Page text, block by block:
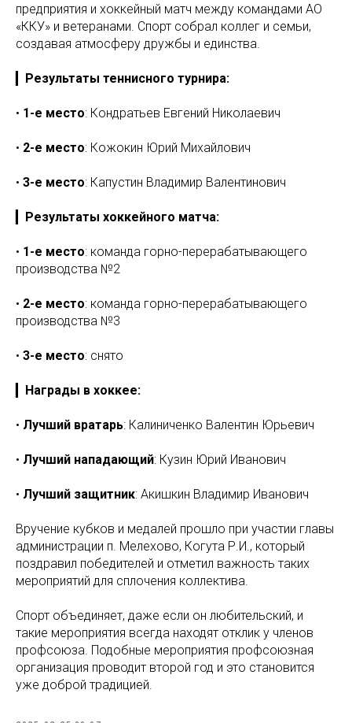
предприятия и хоккейный матч между командами АО
«ККУ» и ветеранами. Спорт собрал коллег и семьи,
создавая атмосферу дружбы и единства.
Результаты теннисного турнира:
• 1-е место: Кондратьев Евгений Николаевич
• 2-е место: Кожокин Юрий Михайлович
• 3-е место: Капустин Владимир Валентинович
Результаты хоккейного матча:
• 1-е место: команда горно-перерабатывающего
производства №2
• 2-е место: команда горно-перерабатывающего
производства №3
• 3-е место: снято
Награды в хоккее:
• Лучший вратарь: Калиниченко Валентин Юрьевич
• Лучший нападающий: Кузин Юрий Иванович
• Лучший защитник: Акишкин Владимир Иванович
Вручение кубков и медалей прошло при участии главы
администрации п. Мелехово, Когута Р.И., который
поздравил победителей и отметил важность таких
мероприятий для сплочения коллектива.
Спорт объединяет, даже если он любительский, и
такие мероприятия всегда находят отклик у членов
профсоюза. Подобные мероприятия профсоюзная
организация проводит второй год и это становится
уже доброй традицией.